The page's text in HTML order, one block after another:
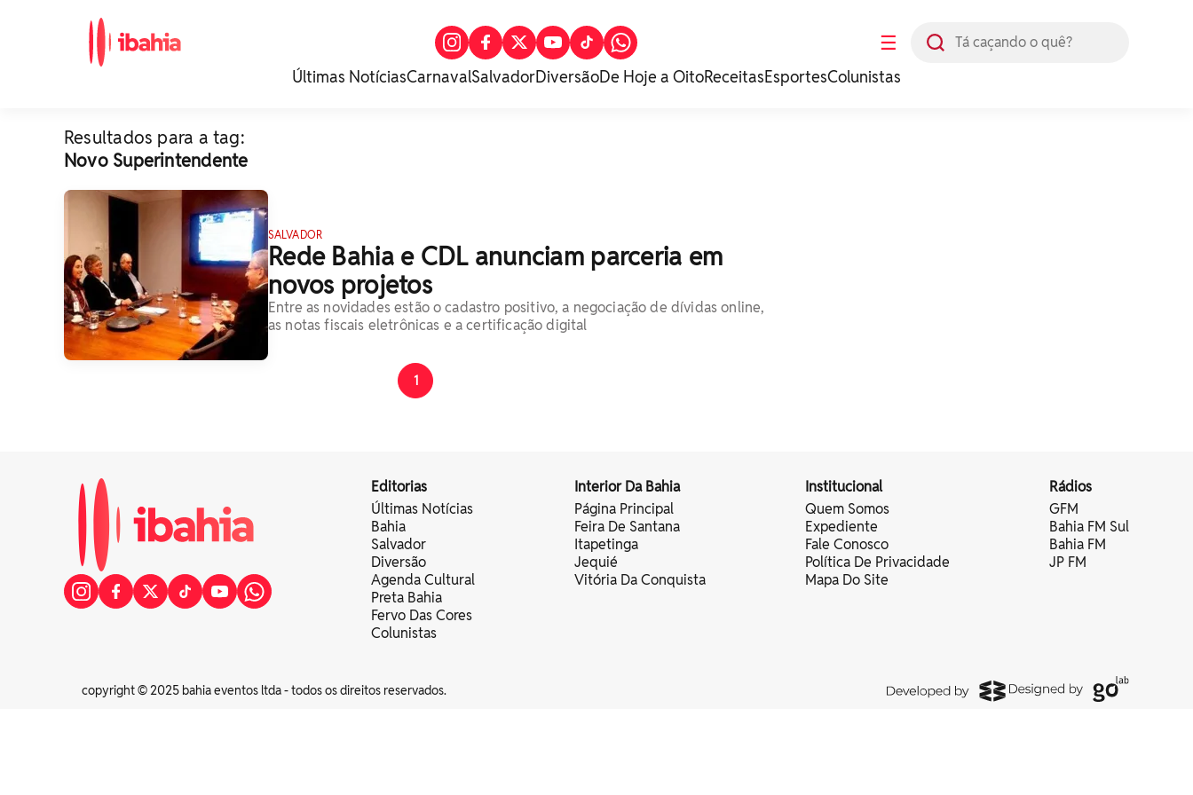
☰
Últimas NotíciasCarnavalSalvadorDiversãoDe Hoje a OitoReceitasEsportesColunistas
Resultados para a tag:
Novo Superintendente
SALVADOR
Rede Bahia e CDL anunciam parceria em
novos projetos
Entre as novidades estão o cadastro positivo, a negociação de dívidas online,
as notas fiscais eletrônicas e a certificação digital
1
Editorias
Últimas Notícias
Bahia
Salvador
Diversão
Agenda Cultural
Preta Bahia
Fervo Das Cores
Colunistas
Interior Da Bahia
Página Principal
Feira De Santana
Itapetinga
Jequié
Vitória Da Conquista
Institucional
Quem Somos
Expediente
Fale Conosco
Política De Privacidade
Mapa Do Site
Rádios
GFM
Bahia FM Sul
Bahia FM
JP FM
copyright © 2025 bahia eventos ltda - todos os direitos reservados.